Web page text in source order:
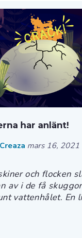
har anlänt!
Creaza mars 16, 2021
och flocken
av i de få
vattenhålet. En